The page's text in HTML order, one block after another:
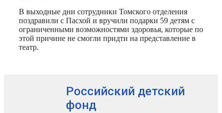
В выходные дни сотрудники Томского отделения
поздравили с Пасхой и вручили подарки 59 детям с
ограниченными возможностями здоровья, которые по
этой причине не смогли придти на представление в
театр.
Российский детский
фонд